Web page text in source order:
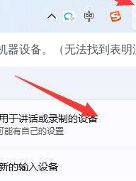
设备。（无法找到表明